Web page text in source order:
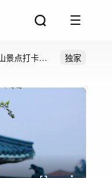
景点打卡合
独家